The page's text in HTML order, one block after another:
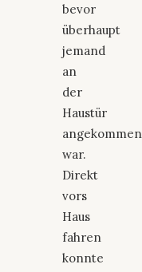
bevor
überhaupt
jemand
an
der
Haustür
angekommen
war.
Direkt
vors
Haus
fahren
konnte